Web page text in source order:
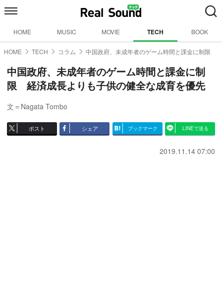
HOME MUSIC MOVIE TECH BOOK
HOME TECH コラム 中国政府、未成年者のゲーム時間と課金に制限
中国政府、未成年者のゲーム時間と課金に制
限 経済成長よりも子供の健全な成育を優先
文＝Nagata Tombo
ポスト シェア ブックマーク LINEで送る
2019.11.14 07:00